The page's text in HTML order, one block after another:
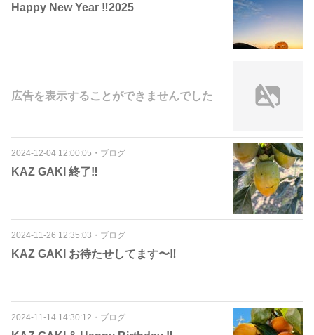
Happy New Year ‼️2025
広告を表示することができませんでした
2024-12-04 12:00:05 ・ ブログ
KAZ GAKI 終了‼️
2024-11-26 12:35:03 ・ ブログ
KAZ GAKI お待たせしてます〜‼️
2024-11-14 14:30:12 ・ ブログ